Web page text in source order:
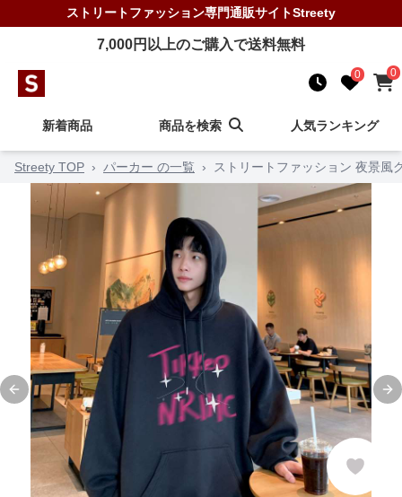
ストリートファッション専門通販サイトStreety
7,000円以上のご購入で送料無料
0 0
新着商品 商品を検索 人気ランキング
Streety TOP › パーカー の一覧 › ストリートファッション 夜景風
Previous slide